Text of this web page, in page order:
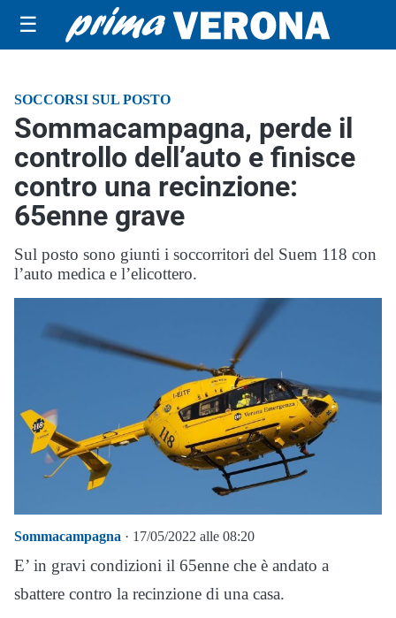
☰
SOCCORSI SUL POSTO
Sommacampagna, perde il
controllo dell’auto e finisce
contro una recinzione:
65enne grave
Sul posto sono giunti i soccorritori del Suem 118 con
l’auto medica e l’elicottero.
Sommacampagna · 17/05/2022 alle 08:20
E’ in gravi condizioni il 65enne che è andato a
sbattere contro la recinzione di una casa.